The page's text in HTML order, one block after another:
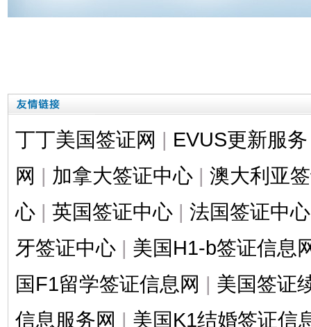
丁丁美国签证网 | EVUS更新服务
网 | 加拿大签证中心 | 澳大利亚
心 | 英国签证中心 | 法国签证中心
牙签证中心 | 美国H1-b签证信息
国F1留学签证信息网 | 美国签证
信息服务网 | 美国K1结婚签证信